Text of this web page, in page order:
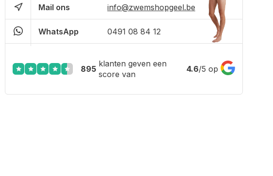
Mail ons info@zwemshopgeel.be
WhatsApp 0491 08 84 12
895
klanten geven een
score van
4.6/5 op